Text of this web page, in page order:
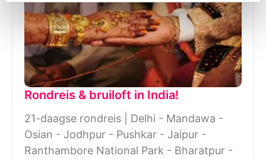
Rondreis & bruiloft in India!
21-daagse rondreis | Delhi - Mandawa -
Osian - Jodhpur - Pushkar - Jaipur -
Ranthambore National Park - Bharatpur -